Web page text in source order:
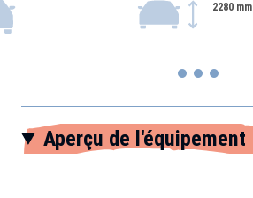
2280 mm
Aperçu de l'équipement